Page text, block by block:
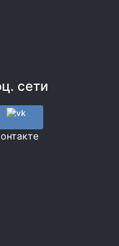
сети